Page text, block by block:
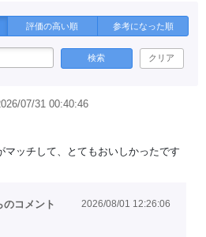
評価の高い順 参考になった順
検索 クリア
07/31 00:40:46
マッチして、とてもおいしかったです
のコメント 2026/08/01 12:26:06